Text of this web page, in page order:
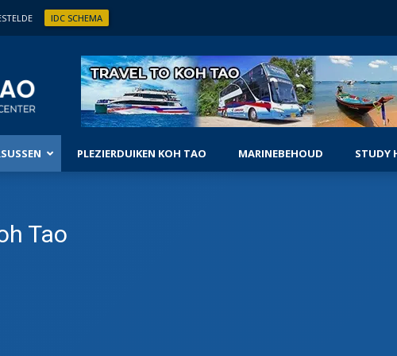
IDC SCHEMA
PADI DIVEMASTER CURSUS
PLEZIERDUIKEN KOH TAO MARINEBEHOUD STUDY
Tao